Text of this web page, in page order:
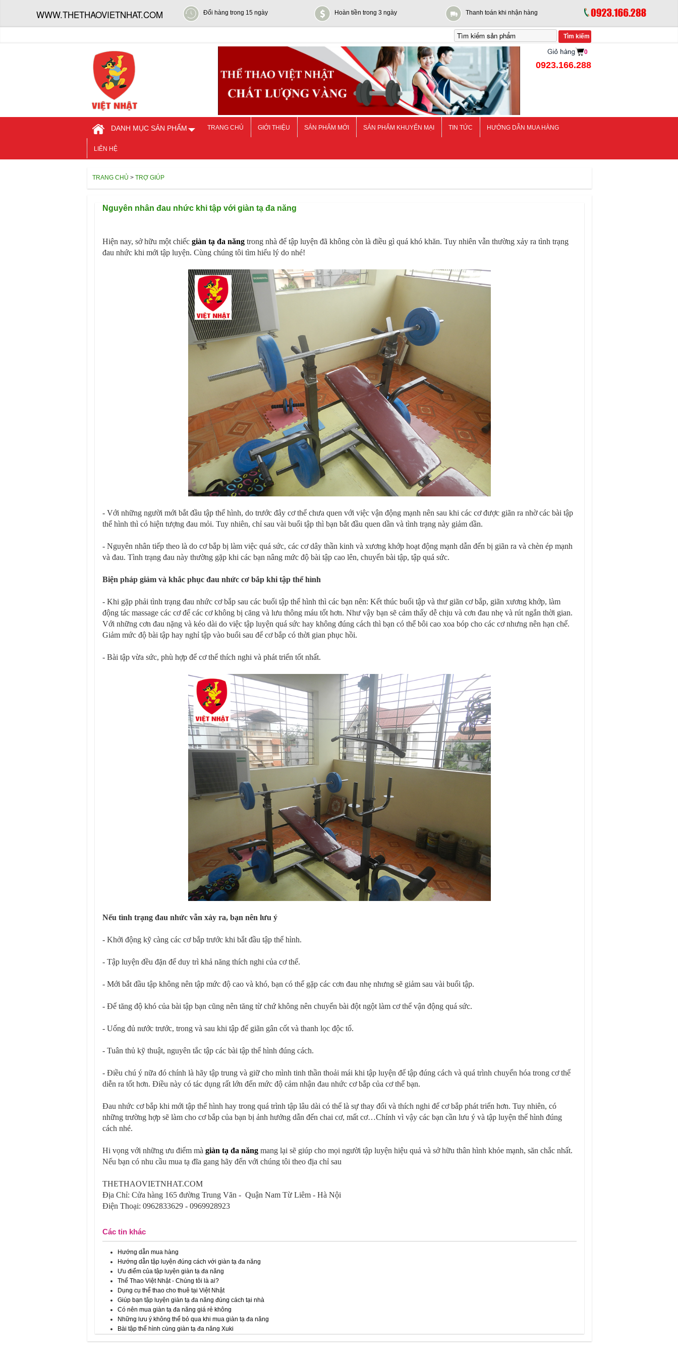
WWW.THETHAOVIETNHAT.COM Đổi hàng trong 15 ngày Hoàn tiền trong 3 ngày Thanh toán khi nhận hàng
0
0923.166.288
DANH MỤC SẢN PHẨM TRANG CHỦ GIỚI THIỆU SẢN PHẨM MỚI SẢN PHẨM KHUYẾN MẠI TIN TỨC HƯỚNG DẪN MUA HÀNG
LIÊN HỆ
TRANG CHỦ > TRỢ GIÚP
Nguyên nhân đau nhức khi tập với giàn tạ đa năng
Hiện nay, sở hữu một chiếc giàn tạ đa năng trong nhà để tập luyện đã không còn là điều gì quá khó khăn. Tuy nhiên vẫn thường xảy ra tình trạng
đau nhức khi mới tập luyện. Cùng chúng tôi tìm hiểu lý do nhé!
- Với những người mới bắt đầu tập thể hình, do trước đây cơ thể chưa quen với việc vận động mạnh nên sau khi các cơ được giãn ra nhờ các bài tập
thể hình thì có hiện tượng đau mỏi. Tuy nhiên, chỉ sau vài buổi tập thì bạn bắt đầu quen dần và tình trạng này giảm dần.
- Nguyên nhân tiếp theo là do cơ bắp bị làm việc quá sức, các cơ dây thần kinh và xương khớp hoạt động mạnh dẫn đến bị giãn ra và chèn ép mạnh
và đau. Tình trạng đau này thường gặp khi các bạn nâng mức độ bài tập cao lên, chuyển bài tập, tập quá sức.
Biện pháp giảm và khắc phục đau nhức cơ bắp khi tập thể hình
- Khi gặp phải tình trạng đau nhức cơ bắp sau các buổi tập thể hình thì các bạn nên: Kết thúc buổi tập và thư giãn cơ bắp, giãn xương khớp, làm
động tác massage các cơ để các cơ không bị căng và lưu thông máu tốt hơn. Như vậy bạn sẽ cảm thấy dễ chịu và cơn đau nhẹ và rút ngắn thời gian.
Với những cơn đau nặng và kéo dài do việc tập luyện quá sức hay không đúng cách thì bạn có thể bôi cao xoa bóp cho các cơ nhưng nên hạn chế.
Giảm mức độ bài tập hay nghỉ tập vào buổi sau để cơ bắp có thời gian phục hồi.
- Bài tập vừa sức, phù hợp để cơ thể thích nghi và phát triển tốt nhất.
Nếu tình trạng đau nhức vẫn xảy ra, bạn nên lưu ý
- Khởi động kỹ càng các cơ bắp trước khi bắt đầu tập thể hình.
- Tập luyện đều đặn để duy trì khả năng thích nghi của cơ thể.
- Mới bắt đầu tập không nên tập mức độ cao và khó, bạn có thể gặp các cơn đau nhẹ nhưng sẽ giảm sau vài buổi tập.
- Để tăng độ khó của bài tập bạn cũng nên tăng từ chứ không nên chuyển bài đột ngột làm cơ thể vận động quá sức.
- Uống đủ nước trước, trong và sau khi tập để giãn gân cốt và thanh lọc độc tố.
- Tuân thủ kỹ thuật, nguyên tắc tập các bài tập thể hình đúng cách.
- Điều chú ý nữa đó chính là hãy tập trung và giữ cho mình tinh thần thoải mái khi tập luyện để tập đúng cách và quá trình chuyển hóa trong cơ thể
diễn ra tốt hơn. Điều này có tác dụng rất lớn đến mức độ cảm nhận đau nhức cơ bắp của cơ thể bạn.
Đau nhức cơ bắp khi mới tập thể hình hay trong quá trình tập lâu dài có thể là sự thay đổi và thích nghi để cơ bắp phát triển hơn. Tuy nhiên, có
những trường hợp sẽ làm cho cơ bắp của bạn bị ảnh hưởng dẫn đến chai cơ, mất cơ…Chính vì vậy các bạn cần lưu ý và tập luyện thể hình đúng
cách nhé.
Hi vọng với những ưu điểm mà giàn tạ đa năng mang lại sẽ giúp cho mọi người tập luyện hiệu quả và sở hữu thân hình khỏe mạnh, săn chắc nhất.
Nếu bạn có nhu cầu mua tạ đĩa gang hãy đến với chúng tôi theo địa chỉ sau
THETHAOVIETNHAT.COM
Địa Chỉ: Cửa hàng 165 đường Trung Văn - Quận Nam Từ Liêm - Hà Nội
Điện Thoại: 0962833629 - 0969928923
Các tin khác
Hướng dẫn mua hàng
Hướng dẫn tập luyện đúng cách với giàn tạ đa năng
Ưu điểm của tập luyện giàn tạ đa năng
Thể Thao Việt Nhật - Chúng tôi là ai?
Dụng cụ thể thao cho thuê tại Việt Nhật
Giúp bạn tập luyện giàn tạ đa năng đúng cách tại nhà
Có nên mua giàn tạ đa năng giá rẻ không
Những lưu ý không thể bỏ qua khi mua giàn tạ đa năng
Bài tập thể hình cùng giàn tạ đa năng Xuki